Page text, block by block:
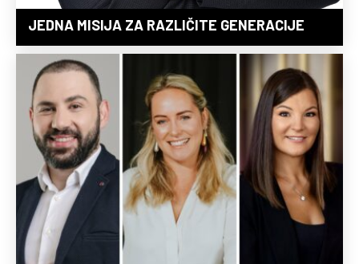
JEDNA MISIJA ZA RAZLIČITE GENERACIJE